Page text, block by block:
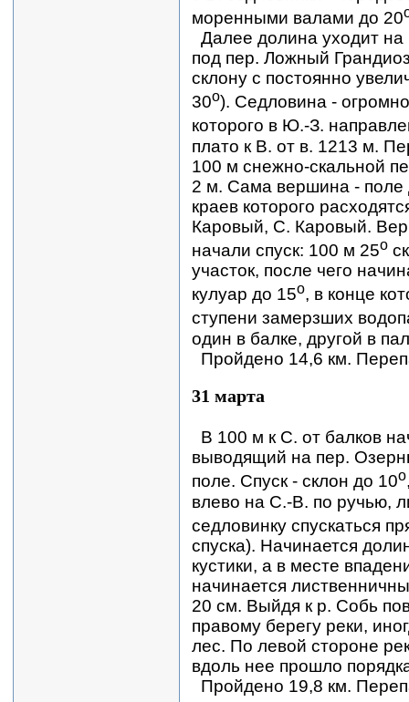
моренными валами до 20
Далее долина уходит на
под пер. Ложный
склону с постоянно
30о). Седловина -
которого в Ю.-З.
плато к В. от в. 1213 м.
100 м снежно-скальной
2 м. Сама вершина - поле
краев которого
Каровый, С. Каровый.
начали спуск: 100 м 25о
участок, после чего
кулуар до 15о, в конце
ступени замерзших
один в балке, другой в
Пройдено 14,6 км.
31 марта
В 100 м к С. от балков
выводящий на пер.
поле. Спуск - склон до 10о
влево на С.-В. по ручью,
седловинку спускаться
спуска). Начинается
кустики, а в месте
начинается
20 см. Выйдя к р. Собь
правому берегу реки,
лес. По левой стороне
вдоль нее прошло
Пройдено 19,8 км.